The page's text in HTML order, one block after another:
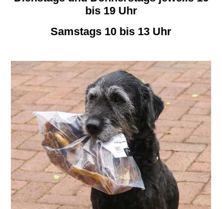
bis 19 Uhr
Samstags 10 bis 13 Uhr